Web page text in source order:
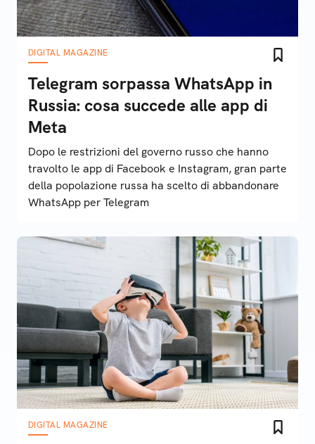
DIGITAL MAGAZINE
Telegram sorpassa WhatsApp in
Russia: cosa succede alle app di
Meta
Dopo le restrizioni del governo russo che hanno
travolto le app di Facebook e Instagram, gran parte
della popolazione russa ha scelto di abbandonare
WhatsApp per Telegram
DIGITAL MAGAZINE